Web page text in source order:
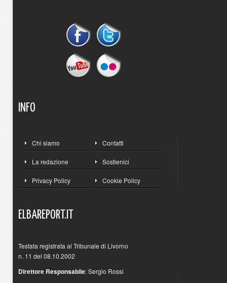
INFO
Chi siamo Contatti
La redazione Sostienici
Privacy Policy Cookie Policy
ELBAREPORT.IT
Testata registrata al Tribunale di Livorno
n. 11 del 08.10.2002
Direttore Responsabile: Sergio Rossi